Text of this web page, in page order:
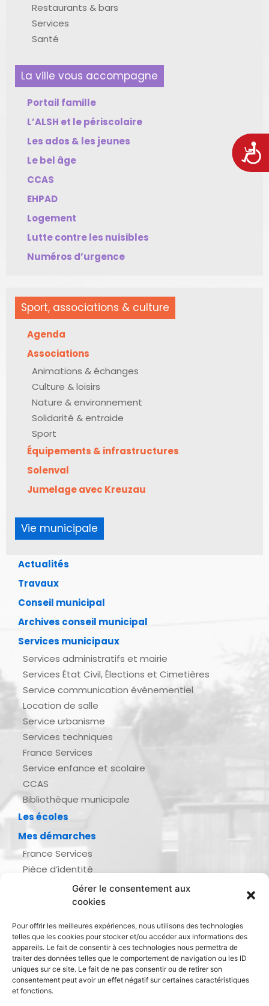
Gérer le consentement aux
cookies
Pour offrir les meilleures expériences, nous utilisons des technologies
telles que les cookies pour stocker et/ou accéder aux informations des
appareils. Le fait de consentir à ces technologies nous permettra de
traiter des données telles que le comportement de navigation ou les ID
uniques sur ce site. Le fait de ne pas consentir ou de retirer son
consentement peut avoir un effet négatif sur certaines caractéristiques
et fonctions.
Restaurants & bars
Services
Santé
La ville vous accompagne
Portail famille
L’ALSH et le périscolaire
Les ados & les jeunes
Le bel âge
CCAS
EHPAD
Logement
Lutte contre les nuisibles
Numéros d’urgence
Sport, associations & culture
Agenda
Associations
Animations & échanges
Culture & loisirs
Nature & environnement
Solidarité & entraide
Sport
Équipements & infrastructures
Solenval
Jumelage avec Kreuzau
Vie municipale
Actualités
Travaux
Conseil municipal
Archives conseil municipal
Services municipaux
Services administratifs et mairie
Services État Civil, Élections et Cimetières
Service communication événementiel
Location de salle
Service urbanisme
Services techniques
France Services
Service enfance et scolaire
CCAS
Bibliothèque municipale
Les écoles
Mes démarches
France Services
Pièce d’identité
Demande d’actes d’état civil
Inscription listes électorales
Recensement militaire
Le journal de ma ville
Gestion des déchets